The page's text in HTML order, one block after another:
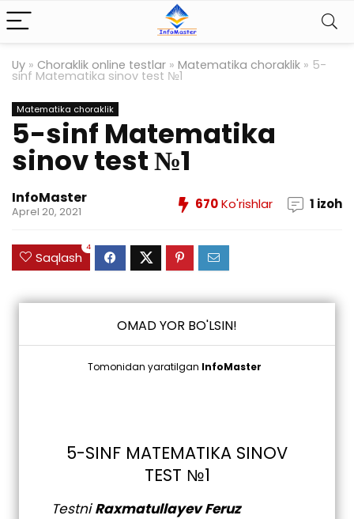
Uy » Choraklik online testlar » Matematika choraklik » 5-
sinf Matematika sinov test №1
Matematika choraklik
5-sinf Matematika
sinov test №1
InfoMaster
Aprel 20, 2021 670Ko'rishlar 1 izoh
Saqlash
4
OMAD YOR BO'LSIN!
Tomonidan yaratilgan InfoMaster
5-SINF MATEMATIKA SINOV
TEST №1
TestniRaxmatullayev Feruz